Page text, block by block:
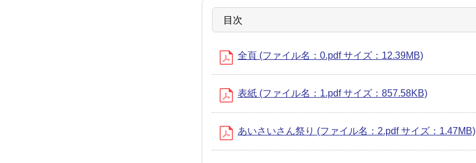
目次
全頁 (ファイル名：0.pdf サイズ：12.39MB)
表紙 (ファイル名：1.pdf サイズ：857.58KB)
あいさいさん祭り (ファイル名：2.pdf サイズ：1.47MB)